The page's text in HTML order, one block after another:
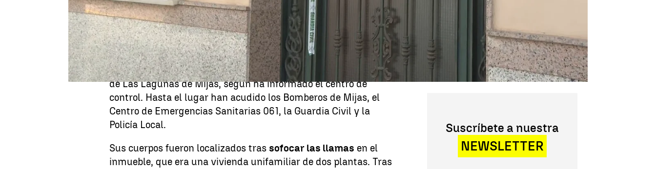
años y su hija de 31. Sus cadáveres han sido hallados la
madrugada de este miércoles en unavivienda en Mijas
(Málaga)en la que se ha producido un incendio.
El servicio de Emergencias 112 ha recibido a las 2:15 horas un
aviso de que salíanllamas y humo en un piso en la calle Tulipán
de Las Lagunas de Mijas, según ha informado el centro de
control. Hasta el lugar han acudido los Bomberos de Mijas, el
Centro de Emergencias Sanitarias 061, la Guardia Civil y la
Policía Local.
Sus cuerpos fueron localizados trassofocar las llamas en el
inmueble, que era una vivienda unifamiliar de dos plantas. Tras
Suscríbete a nuestra
NEWSLETTER